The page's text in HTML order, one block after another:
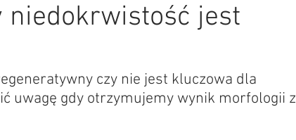
niedokrwistość jest
czy nie jest kluczowa dla
uwagę gdy otrzymujemy wynik morfologii z